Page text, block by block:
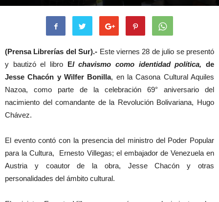
(Prensa Librerías del Sur).- Este viernes 28 de julio se presentó
y bautizó el libro El chavismo como identidad política, de
Jesse Chacón y Wilfer Bonilla, en la Casona Cultural Aquiles
Nazoa, como parte de la celebración 69° aniversario del
nacimiento del comandante de la Revolución Bolivariana, Hugo
Chávez.
El evento contó con la presencia del ministro del Poder Popular
para la Cultura, Ernesto Villegas; el embajador de Venezuela en
Austria y coautor de la obra, Jesse Chacón y otras
personalidades del ámbito cultural.